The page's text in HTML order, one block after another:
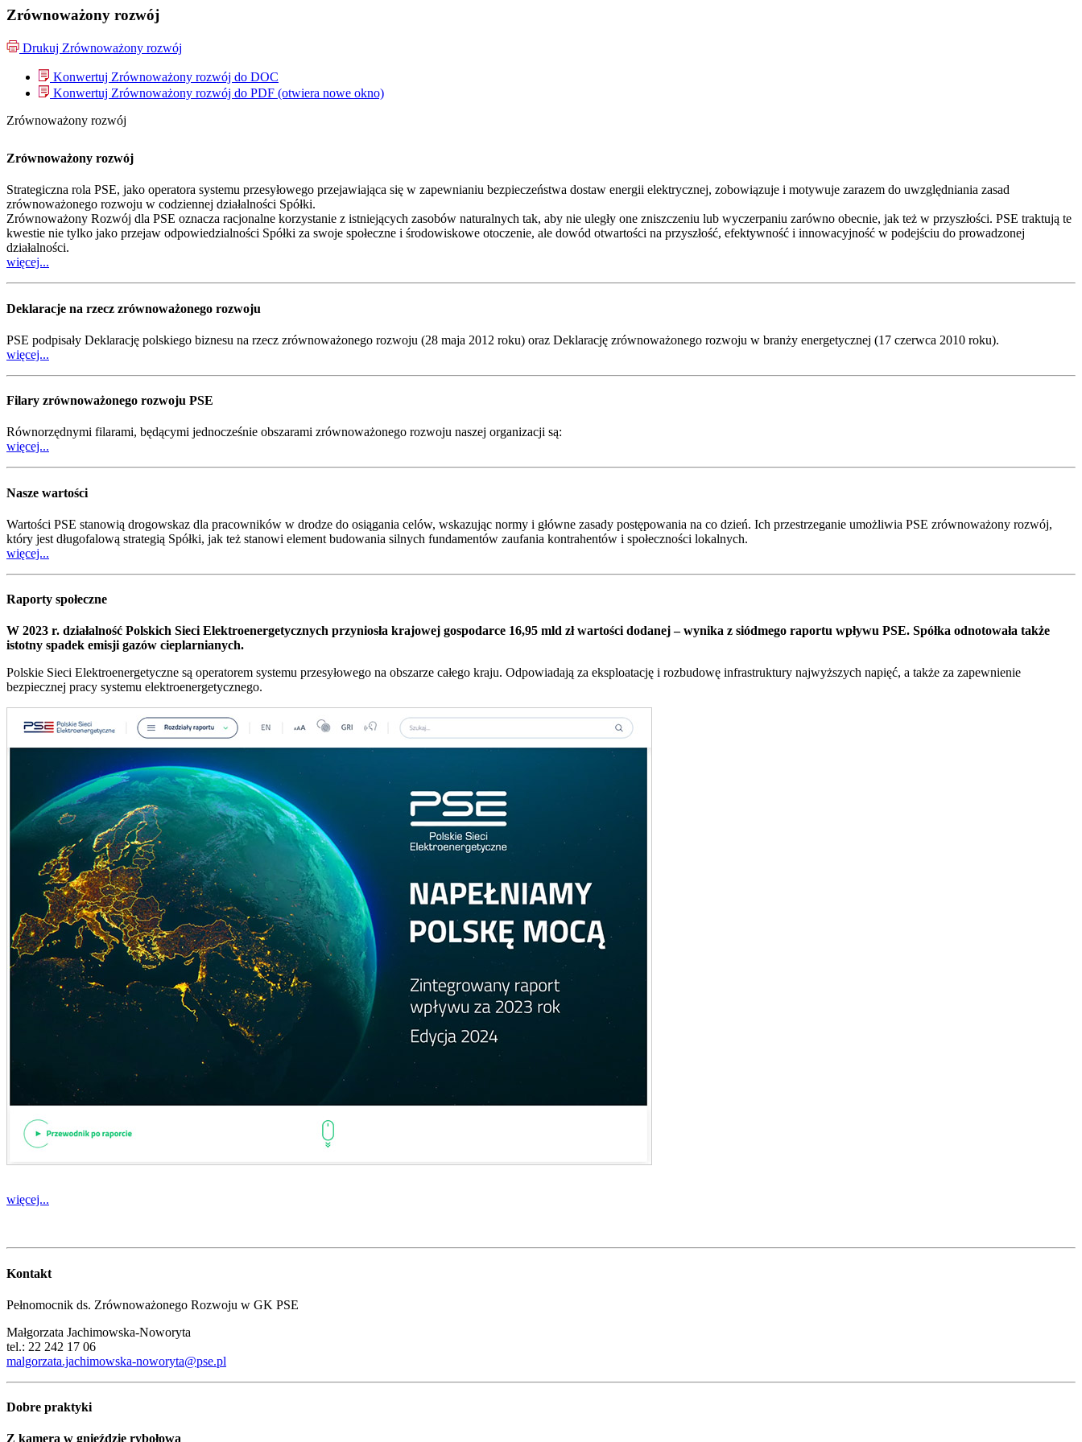
Zrównoważony rozwój
Drukuj Zrównoważony rozwój
Konwertuj Zrównoważony rozwój do DOC
Konwertuj Zrównoważony rozwój do PDF (otwiera nowe okno)
Zrównoważony rozwój
Zrównoważony rozwój
Strategiczna rola PSE, jako operatora systemu przesyłowego przejawiająca się w zapewnianiu bezpieczeństwa dostaw energii elektrycznej, zobowiązuje i motywuje zarazem do uwzględniania zasad
zrównoważonego rozwoju w codziennej działalności Spółki.
Zrównoważony Rozwój dla PSE oznacza racjonalne korzystanie z istniejących zasobów naturalnych tak, aby nie uległy one zniszczeniu lub wyczerpaniu zarówno obecnie, jak też w przyszłości. PSE traktują te
kwestie nie tylko jako przejaw odpowiedzialności Spółki za swoje społeczne i środowiskowe otoczenie, ale dowód otwartości na przyszłość, efektywność i innowacyjność w podejściu do prowadzonej
działalności.
więcej...
Deklaracje na rzecz zrównoważonego rozwoju
PSE podpisały Deklarację polskiego biznesu na rzecz zrównoważonego rozwoju (28 maja 2012 roku) oraz Deklarację zrównoważonego rozwoju w branży energetycznej (17 czerwca 2010 roku).
więcej...
Filary zrównoważonego rozwoju PSE
Równorzędnymi filarami, będącymi jednocześnie obszarami zrównoważonego rozwoju naszej organizacji są:
więcej...
Nasze wartości
Wartości PSE stanowią drogowskaz dla pracowników w drodze do osiągania celów, wskazując normy i główne zasady postępowania na co dzień. Ich przestrzeganie umożliwia PSE zrównoważony rozwój,
który jest długofalową strategią Spółki, jak też stanowi element budowania silnych fundamentów zaufania kontrahentów i społeczności lokalnych.
więcej...
Raporty społeczne
W 2023 r. działalność Polskich Sieci Elektroenergetycznych przyniosła krajowej gospodarce 16,95 mld zł wartości dodanej – wynika z siódmego raportu wpływu PSE. Spółka odnotowała także
istotny spadek emisji gazów cieplarnianych.
Polskie Sieci Elektroenergetyczne są operatorem systemu przesyłowego na obszarze całego kraju. Odpowiadają za eksploatację i rozbudowę infrastruktury najwyższych napięć, a także za zapewnienie
bezpiecznej pracy systemu elektroenergetycznego.
więcej...
Kontakt
Pełnomocnik ds. Zrównoważonego Rozwoju w GK PSE
Małgorzata Jachimowska-Noworyta
tel.: 22 242 17 06
malgorzata.jachimowska-noworyta@pse.pl
Dobre praktyki
Z kamerą w gnieździe rybołowa